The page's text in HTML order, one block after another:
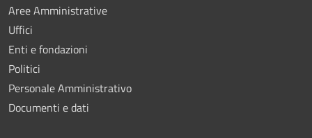
Aree Amministrative
Uffici
Enti e fondazioni
Politici
Personale Amministrativo
Documenti e dati